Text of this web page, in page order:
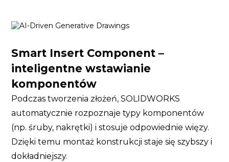
Smart Insert Component –
inteligentne wstawianie
komponentów
Podczas tworzenia złożeń, SOLIDWORKS
automatycznie rozpoznaje typy komponentów
(np. śruby, nakrętki) i stosuje odpowiednie więzy.
Dzięki temu montaż konstrukcji staje się szybszy i
dokładniejszy.